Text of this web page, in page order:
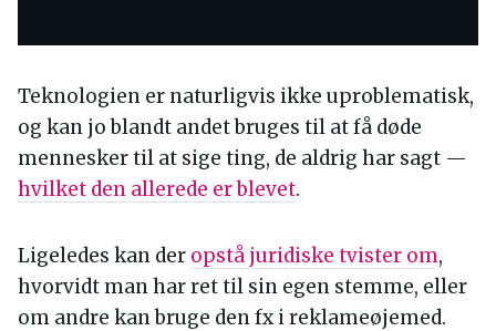
Teknologien er naturligvis ikke uproblematisk,
og kan jo blandt andet bruges til at få døde
mennesker til at sige ting, de aldrig har sagt —
hvilket den allerede er blevet.
Ligeledes kan der opstå juridiske tvister om,
hvorvidt man har ret til sin egen stemme, eller
om andre kan bruge den fx i reklameøjemed.